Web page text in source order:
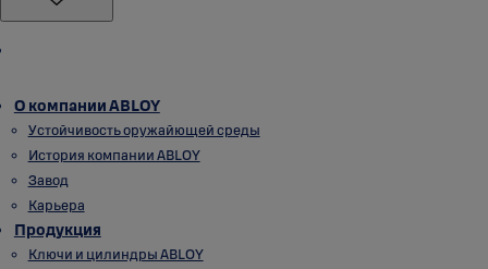
О компании ABLOY
Устойчивость оружайющей среды
История компании ABLOY
Завод
Карьера
Продукция
Ключи и цилиндры ABLOY